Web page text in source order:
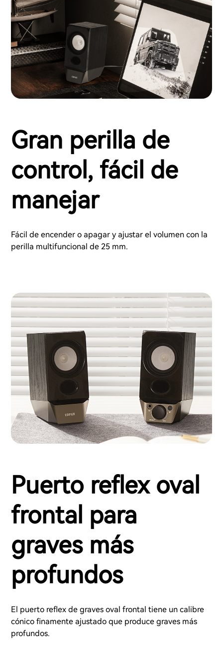
Gran perilla de
control, fácil de
manejar
Fácil de encender o apagar y ajustar el volumen con la
perilla multifuncional de 25 mm.
Puerto reflex oval
frontal para
graves más
profundos
El puerto reflex de graves oval frontal tiene un calibre
cónico finamente ajustado que produce graves más
profundos.